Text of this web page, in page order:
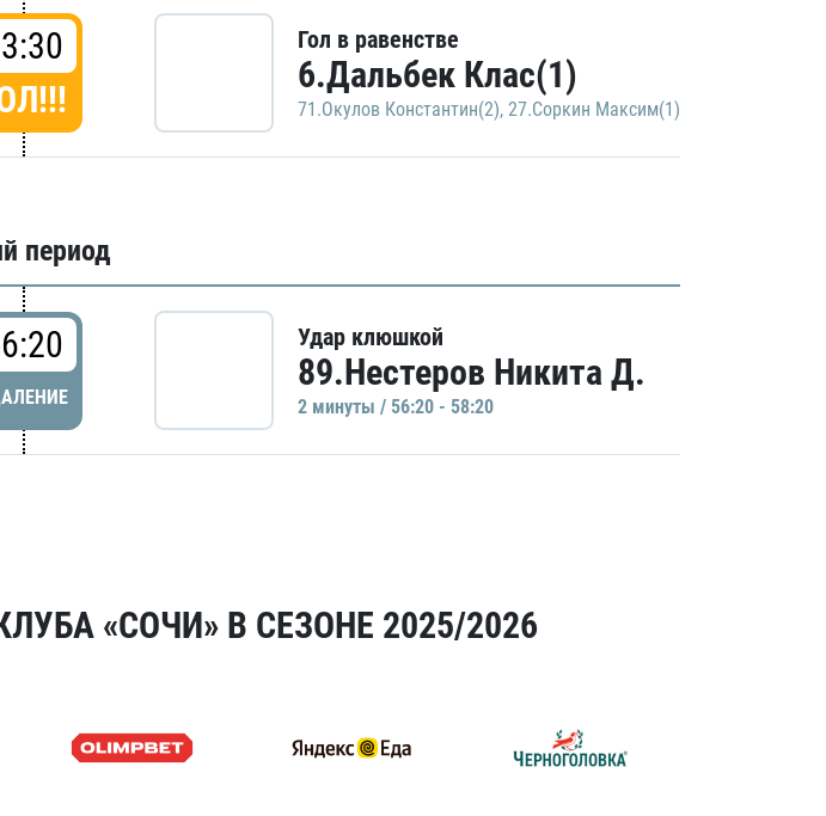
Гол в равенстве
6.Дальбек Клас(1)
71.Окулов Константин(2), 27.Соркин Максим(1)
период
Удар клюшкой
89.Нестеров Никита Д.
2 минуты / 56:20 - 58:20
«СОЧИ» В СЕЗОНЕ 2025/2026